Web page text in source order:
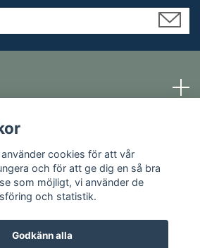
cookies för att vår
och för att ge dig en så bra
som möjligt, vi använder de
och statistik.
Godkänn alla